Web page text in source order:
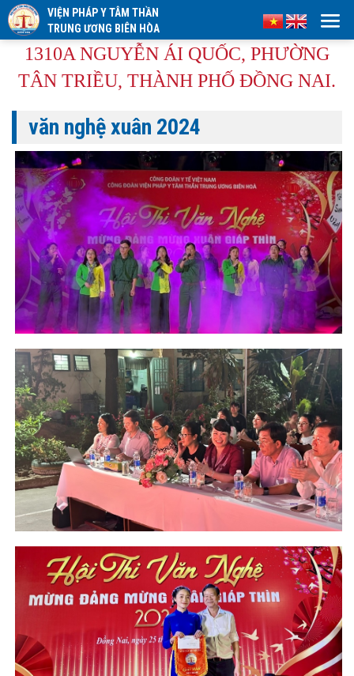
VIỆN PHÁP Y TÂM THẦN
TRUNG ƯƠNG BIÊN HÒA
1310A NGUYỄN ÁI QUỐC, PHƯỜNG
TÂN TRIỀU, THÀNH PHỐ ĐỒNG NAI.
văn nghệ xuân 2024